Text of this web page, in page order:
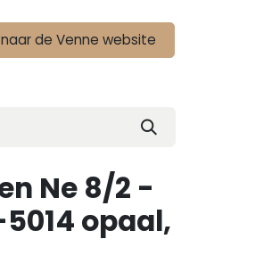
de Venne website
Ne 8/2 -
opaal,